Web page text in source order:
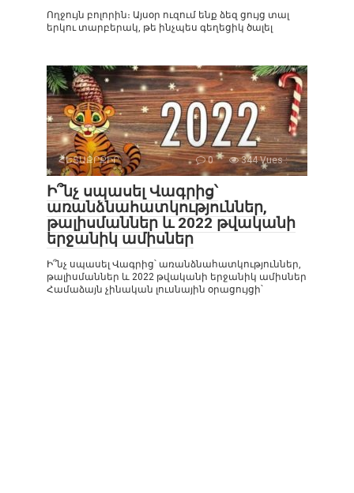
Ողջույն բոլորին։ Այսօր ուզում ենք ձեզ ցույց տալ
երկու տարբերակ, թե ինչպես գեղեցիկ ծալել
ՀԵՏԱՔՐՔԻՐ 0 344 Vues :
Ի՞նչ սպասել Վագրից՝
առանձնահատկություններ,
թալիսմաններ և 2022 թվականի
երջանիկ ամիսներ
Ի՞նչ սպասել Վագրից՝ առանձնահատկություններ,
թալիսմաններ և 2022 թվականի երջանիկ ամիսներ
Համաձայն չինական լուսնային օրացույցի՝